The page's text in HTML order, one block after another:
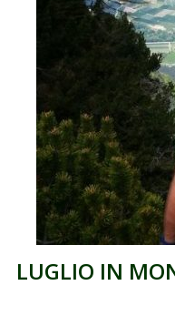
LUGLIO IN